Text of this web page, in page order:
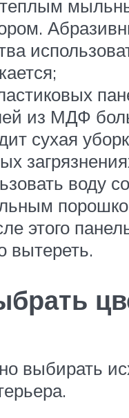
из МДФ
сухая
воду со
этого
вытереть.
выбирать